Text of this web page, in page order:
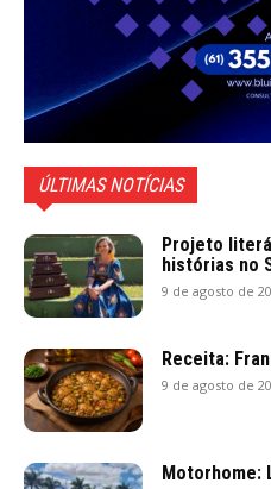
ÚLTIMAS NOTÍCIAS
Projeto
histórias no
9 de agosto de
Receita:
9 de agosto de
Motorhome: